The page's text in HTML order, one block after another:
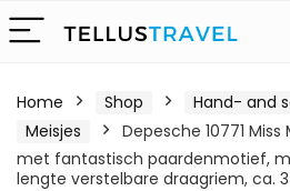
Home Shop
Hand- and
Meisjes
Depesche 10771
met fantastisch paardenmotief,
lengte verstelbare draagriem, ca.